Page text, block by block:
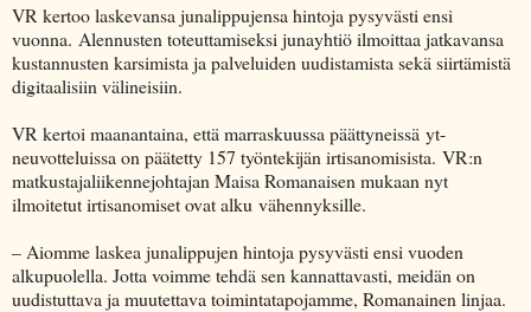
VR kertoo laskevansa junalippujensa hintoja pysyvästi ensi
vuonna. Alennusten toteuttamiseksi junayhtiö ilmoittaa jatkavansa
kustannusten karsimista ja palveluiden uudistamista sekä siirtämistä
digitaalisiin välineisiin.
VR kertoi maanantaina, että marraskuussa päättyneissä yt-
neuvotteluissa on päätetty 157 työntekijän irtisanomisista. VR:n
matkustajaliikennejohtajan Maisa Romanaisen mukaan nyt
ilmoitetut irtisanomiset ovat alku vähennyksille.
– Aiomme laskea junalippujen hintoja pysyvästi ensi vuoden
alkupuolella. Jotta voimme tehdä sen kannattavasti, meidän on
uudistuttava ja muutettava toimintatapojamme, Romanainen linjaa.